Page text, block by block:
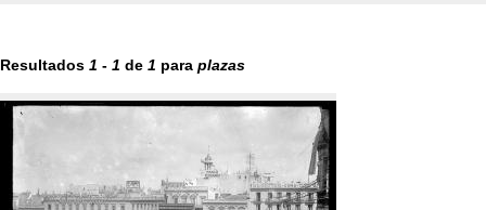
Resultados 1 - 1 de 1 para plazas